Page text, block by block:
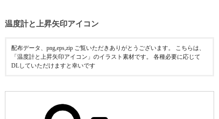
温度計と上昇矢印アイコン
配布データ、png,eps,zip ご覧いただきありがとうございます。 こちらは、
「温度計と上昇矢印アイコン」のイラスト素材です。 各種必要に応じて
DLしていただけますと幸いです